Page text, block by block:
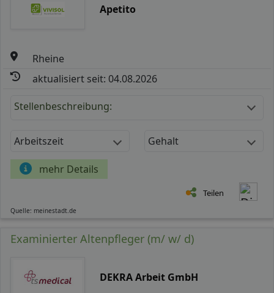
Apetito
Rheine
aktualisiert seit: 04.08.2026
Stellenbeschreibung:
Arbeitszeit Gehalt
mehr Details
Teilen
Quelle: meinestadt.de
Examinierter Altenpfleger (m/ w/ d)
DEKRA Arbeit GmbH